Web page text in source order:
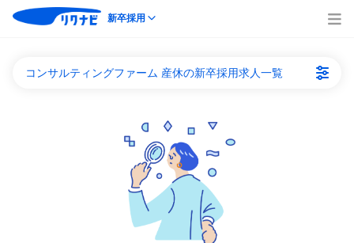
新卒採用
コンサルティングファーム 産休の新卒採用求人一覧